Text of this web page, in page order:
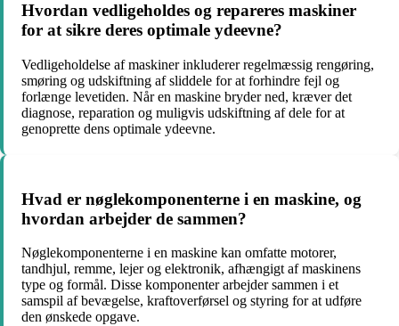
Hvordan vedligeholdes og repareres maskiner
for at sikre deres optimale ydeevne?
Vedligeholdelse af maskiner inkluderer regelmæssig rengøring,
smøring og udskiftning af sliddele for at forhindre fejl og
forlænge levetiden. Når en maskine bryder ned, kræver det
diagnose, reparation og muligvis udskiftning af dele for at
genoprette dens optimale ydeevne.
Hvad er nøglekomponenterne i en maskine, og
hvordan arbejder de sammen?
Nøglekomponenterne i en maskine kan omfatte motorer,
tandhjul, remme, lejer og elektronik, afhængigt af maskinens
type og formål. Disse komponenter arbejder sammen i et
samspil af bevægelse, kraftoverførsel og styring for at udføre
den ønskede opgave.